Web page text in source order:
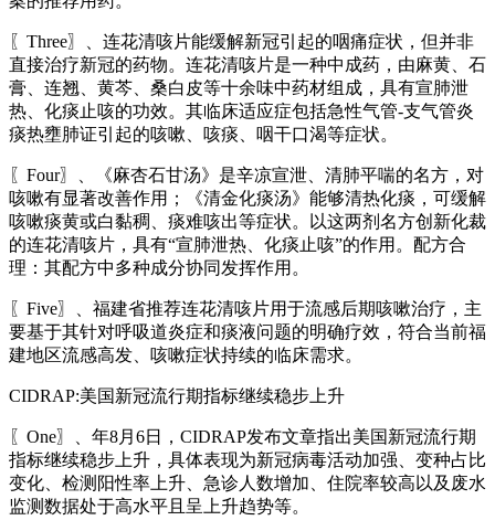
〖Three〗、连花清咳片能缓解新冠引起的咽痛症状，但并非
直接治疗新冠的药物。连花清咳片是一种中成药，由麻黄、石
膏、连翘、黄芩、桑白皮等十余味中药材组成，具有宣肺泄
热、化痰止咳的功效。其临床适应症包括急性气管-支气管炎
痰热壅肺证引起的咳嗽、咳痰、咽干口渴等症状。
〖Four〗、《麻杏石甘汤》是辛凉宣泄、清肺平喘的名方，对
咳嗽有显著改善作用；《清金化痰汤》能够清热化痰，可缓解
咳嗽痰黄或白黏稠、痰难咳出等症状。以这两剂名方创新化裁
的连花清咳片，具有“宣肺泄热、化痰止咳”的作用。配方合
理：其配方中多种成分协同发挥作用。
〖Five〗、福建省推荐连花清咳片用于流感后期咳嗽治疗，主
要基于其针对呼吸道炎症和痰液问题的明确疗效，符合当前福
建地区流感高发、咳嗽症状持续的临床需求。
CIDRAP:美国新冠流行期指标继续稳步上升
〖One〗、年8月6日，CIDRAP发布文章指出美国新冠流行期
指标继续稳步上升，具体表现为新冠病毒活动加强、变种占比
变化、检测阳性率上升、急诊人数增加、住院率较高以及废水
监测数据处于高水平且呈上升趋势等。